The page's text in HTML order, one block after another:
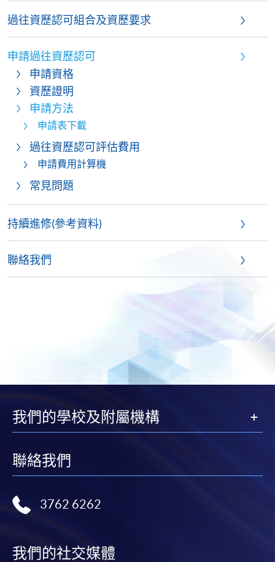
過往資歷認可組合及資歷要求
申請過往資歷認可
申請資格
資歷證明
申請方法
申請表下載
過往資歷認可評估費用
申請費用計算機
常見問題
持續進修(參考資料)
聯絡我們
我們的學校及附屬機構
聯絡我們
3762 6262
我們的社交媒體